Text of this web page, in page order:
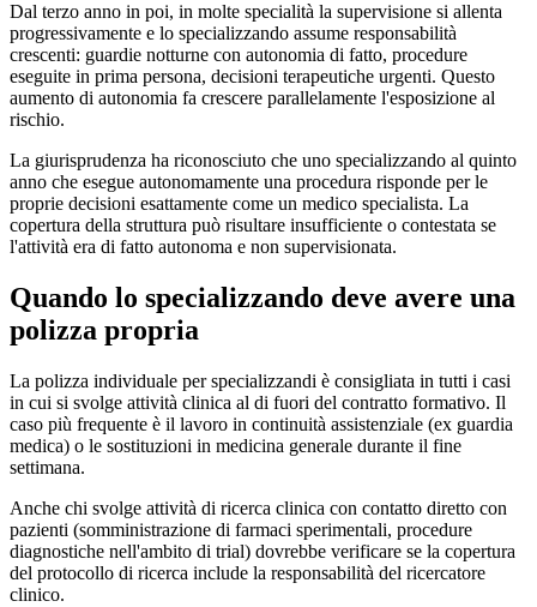
Dal terzo anno in poi, in molte specialità la supervisione si allenta
progressivamente e lo specializzando assume responsabilità
crescenti: guardie notturne con autonomia di fatto, procedure
eseguite in prima persona, decisioni terapeutiche urgenti. Questo
aumento di autonomia fa crescere parallelamente l'esposizione al
rischio.
La giurisprudenza ha riconosciuto che uno specializzando al quinto
anno che esegue autonomamente una procedura risponde per le
proprie decisioni esattamente come un medico specialista. La
copertura della struttura può risultare insufficiente o contestata se
l'attività era di fatto autonoma e non supervisionata.
Quando lo specializzando deve avere una
polizza propria
La polizza individuale per specializzandi è consigliata in tutti i casi
in cui si svolge attività clinica al di fuori del contratto formativo. Il
caso più frequente è il lavoro in continuità assistenziale (ex guardia
medica) o le sostituzioni in medicina generale durante il fine
settimana.
Anche chi svolge attività di ricerca clinica con contatto diretto con
pazienti (somministrazione di farmaci sperimentali, procedure
diagnostiche nell'ambito di trial) dovrebbe verificare se la copertura
del protocollo di ricerca include la responsabilità del ricercatore
clinico.